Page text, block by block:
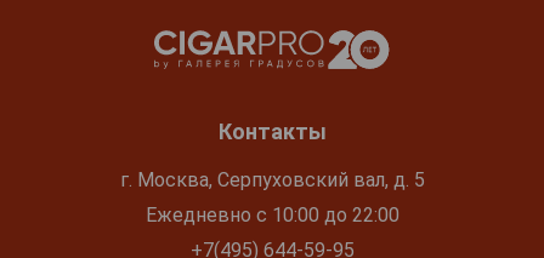
Контакты
г. Москва, Серпуховский вал, д. 5
Ежедневно с 10:00 до 22:00
+7(495) 644-59-95